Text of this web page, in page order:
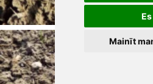
Mainīt